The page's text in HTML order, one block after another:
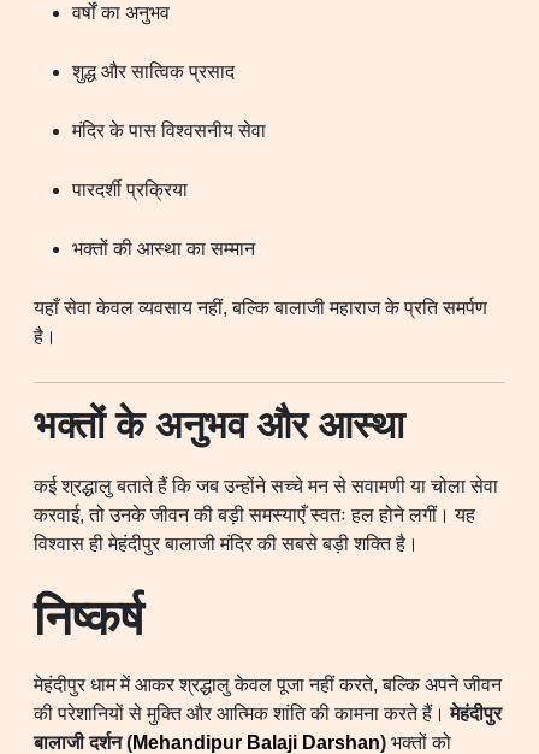
वर्षों का अनुभव
शुद्ध और सात्विक प्रसाद
मंदिर के पास विश्वसनीय सेवा
पारदर्शी प्रक्रिया
भक्तों की आस्था का सम्मान
यहाँ सेवा केवल व्यवसाय नहीं, बल्कि बालाजी महाराज के प्रति समर्पण
है।
भक्तों के अनुभव और आस्था
कई श्रद्धालु बताते हैं कि जब उन्होंने सच्चे मन से सवामणी या चोला सेवा
करवाई, तो उनके जीवन की बड़ी समस्याएँ स्वतः हल होने लगीं। यह
विश्वास ही मेहंदीपुर बालाजी मंदिर की सबसे बड़ी शक्ति है।
निष्कर्ष
मेहंदीपुर धाम में आकर श्रद्धालु केवल पूजा नहीं करते, बल्कि अपने जीवन
की परेशानियों से मुक्ति और आत्मिक शांति की कामना करते हैं।मेहंदीपुर
बालाजी दर्शन (Mehandipur Balaji Darshan) भक्तों को